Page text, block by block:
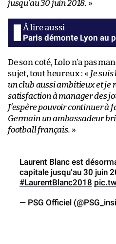
jusqu’au 30 juin 2018. »
Paris démonte Lyon au
De son coté, Lolo n’a pas
sujet, tout heureux : « Je
un club aussi ambitieux et je
satisfaction à manager des
J’espère pouvoir continuer à
Germain un ambassadeur
football français. »
Laurent Blanc est
capitale jusqu’au 30 juin
#LaurentBlanc2018
— PSG Officiel